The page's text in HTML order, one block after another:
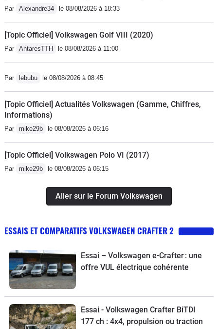
Par Alexandre34 le 08/08/2026 à 18:33
[Topic Officiel] Volkswagen Golf VIII (2020)
Par AntaresTTH le 08/08/2026 à 11:00
Par lebubu le 08/08/2026 à 08:45
[Topic Officiel] Actualités Volkswagen (Gamme, Chiffres,
Informations)
Par mike29b le 08/08/2026 à 06:16
[Topic Officiel] Volkswagen Polo VI (2017)
Par mike29b le 08/08/2026 à 06:15
Aller sur le Forum Volkswagen
ESSAIS ET COMPARATIFS VOLKSWAGEN CRAFTER 2
Essai – Volkswagen e-Crafter : une
offre VUL électrique cohérente
Essai - Volkswagen Crafter BiTDI
177 ch : 4x4, propulsion ou traction